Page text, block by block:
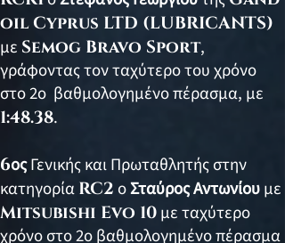
oil Cyprus LTD (LUBRICANTS)
με Semog Bravo Sport,
γράφοντας τον ταχύτερο του χρόνο
στο 2ο βαθμολογημένο πέρασμα, με
1:48.38.
6οςΓενικής και Πρωταθλητής στην
κατηγορίαRC2 οΣταύρος Αντωνίουμε
Mitsubishi Evo 10με ταχύτερο
χρόνο στο 2ο βαθμολογημένο πέρασμα